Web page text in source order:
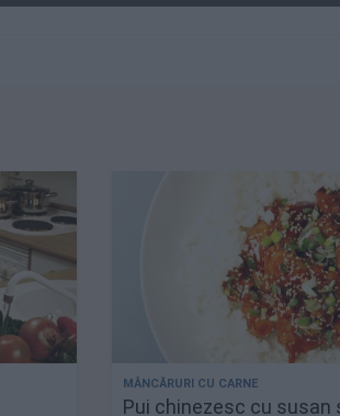
Pui chinezesc cu susan